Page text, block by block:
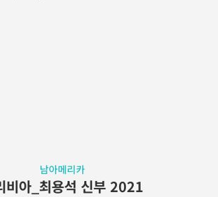
남아메리카
비아_최용석 신부 2021